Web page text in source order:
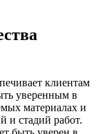
клиентам
уверенным в
материалах и
и стадий работ.